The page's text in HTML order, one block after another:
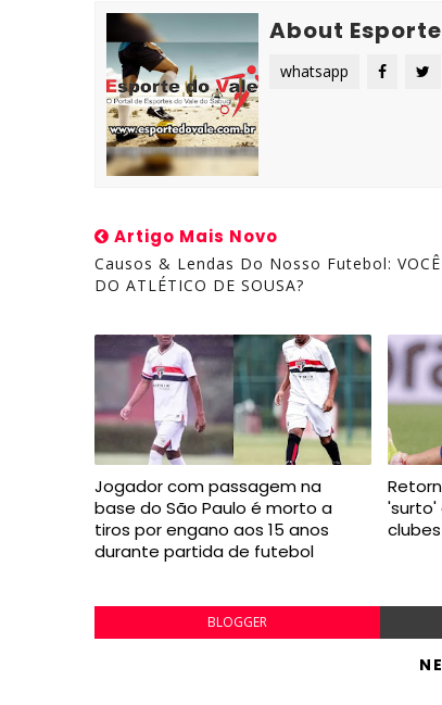
About
whatsapp
Artigo Mais Novo
Causos & Lendas Do Nosso Futebol: VOCÊ
DO ATLÉTICO DE SOUSA?
Jogador com passagem na
base do São Paulo é morto a
tiros por engano aos 15 anos
durante partida de futebol
'surto'
clubes
BLOGGER